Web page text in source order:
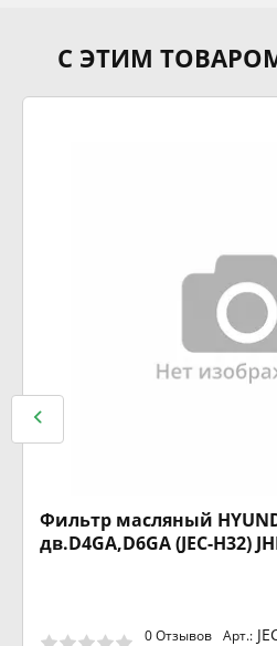
С ЭТИМ
Фильтр масляный
дв.D4GA,D6GA (JEC-H32)
0 Отзывов Арт.: